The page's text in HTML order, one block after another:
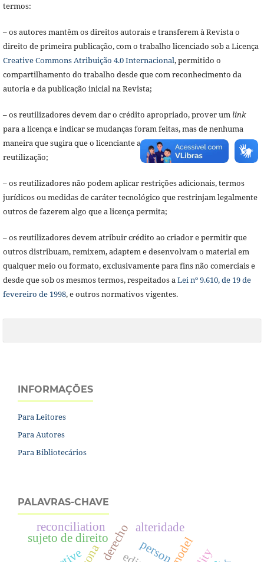
termos:
– os autores mantêm os direitos autorais e transferem à Revista o
direito de primeira publicação, com o trabalho licenciado sob a Licença
Creative Commons Atribuição 4.0 Internacional, permitido o
compartilhamento do trabalho desde que com reconhecimento da
autoria e da publicação inicial na Revista;
– os reutilizadores devem dar o crédito apropriado, prover um link
para a licença e indicar se mudanças foram feitas, mas de nenhuma
maneira que sugira que o licenciante apoia o reutilizador ou a
reutilização;
– os reutilizadores não podem aplicar restrições adicionais, termos
jurídicos ou medidas de caráter tecnológico que restrinjam legalmente
outros de fazerem algo que a licença permita;
– os reutilizadores devem atribuir crédito ao criador e permitir que
outros distribuam, remixem, adaptem e desenvolvam o material em
qualquer meio ou formato, exclusivamente para fins não comerciais e
desde que sob os mesmos termos, respeitados aLei nº 9.610, de 19 de
fevereiro de 1998, e outros normativos vigentes.
INFORMAÇÕES
Para Leitores
Para Autores
Para Bibliotecários
PALAVRAS-CHAVE
person
sujeto de direito
reconciliation alteridade